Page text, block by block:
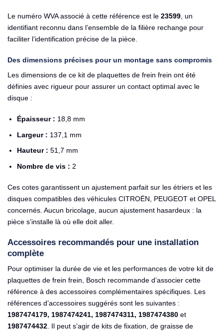
Le numéro WVA associé à cette référence est le 23599, un
identifiant reconnu dans l’ensemble de la filière rechange pour
faciliter l’identification précise de la pièce.
Des dimensions précises pour un montage sans compromis
Les dimensions de ce kit de plaquettes de frein frein ont été
définies avec rigueur pour assurer un contact optimal avec le
disque :
Épaisseur : 18,8 mm
Largeur : 137,1 mm
Hauteur : 51,7 mm
Nombre de vis : 2
Ces cotes garantissent un ajustement parfait sur les étriers et les
disques compatibles des véhicules CITROËN, PEUGEOT et OPEL
concernés. Aucun bricolage, aucun ajustement hasardeux : la
pièce s’installe là où elle doit aller.
Accessoires recommandés pour une installation
complète
Pour optimiser la durée de vie et les performances de votre kit de
plaquettes de frein frein, Bosch recommande d’associer cette
référence à des accessoires complémentaires spécifiques. Les
références d’accessoires suggérés sont les suivantes :
1987474179, 1987474241, 1987474311, 1987474380 et
1987474432 . Il peut s’agir de kits de fixation, de graisse de